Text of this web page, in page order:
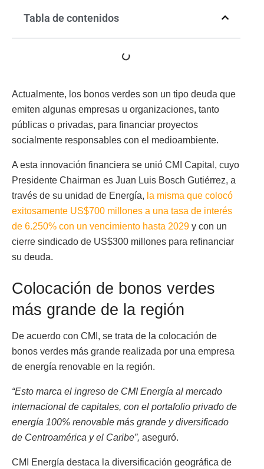
Tabla de contenidos
Actualmente, los bonos verdes son un tipo deuda que
emiten algunas empresas u organizaciones, tanto
públicas o privadas, para financiar proyectos
socialmente responsables con el medioambiente.
A esta innovación financiera se unió CMI Capital, cuyo
Presidente Chairman es Juan Luis Bosch Gutiérrez, a
través de su unidad de Energía, la misma que colocó
exitosamente US$700 millones a una tasa de interés
de 6.250% con un vencimiento hasta 2029 y con un
cierre sindicado de US$300 millones para refinanciar
su deuda.
Colocación de bonos verdes
más grande de la región
De acuerdo con CMI, se trata de la colocación de
bonos verdes más grande realizada por una empresa
de energía renovable en la región.
“Esto marca el ingreso de CMI Energía al mercado
internacional de capitales, con el portafolio privado de
energía 100% renovable más grande y diversificado
de Centroamérica y el Caribe”, aseguró.
CMI Energía destaca la diversificación geográfica de